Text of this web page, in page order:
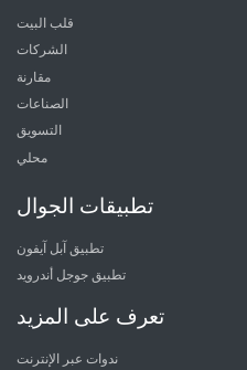
قلب البيت
الشركات
مقارنة
الصناعات
التسويق
محلي
تطبيقات الجوال
تطبيق آبل آيفون
تطبيق جوجل أندرويد
تعرف على المزيد
ندوات عبر الإنترنت